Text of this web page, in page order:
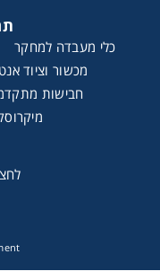
כלי מעבדה למחקר
מכשור וציוד
חבישות